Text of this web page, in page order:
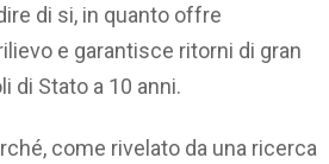
di si, in quanto offre
e garantisce ritorni di gran
di Stato a 10 anni.
come rivelato da una ricerca